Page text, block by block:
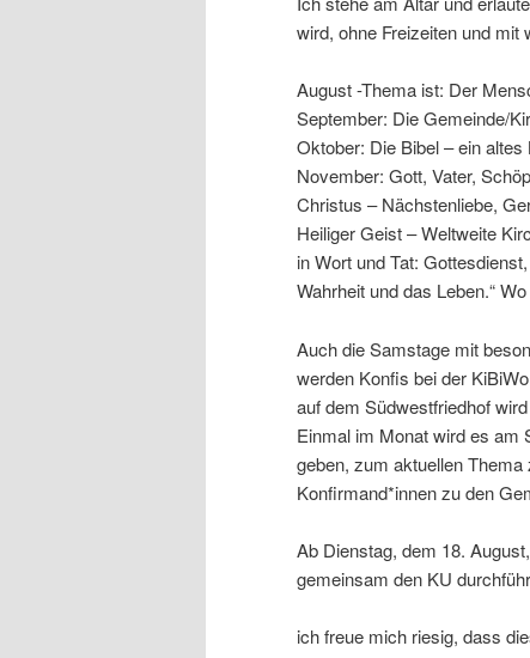
wird, ohne Freizeiten und mit
August -Thema ist: Der
September: Die Gemeinde/
Oktober: Die Bibel – ein
November: Gott, Vater,
Christus – Nächstenliebe,
Heiliger Geist – Weltweite
in Wort und Tat:
Wahrheit und das Leben.“
Auch die Samstage mit
werden Konfis bei der
auf dem Südwestfriedhof
Einmal im Monat wird es am
geben, zum aktuellen
Konfirmand*innen zu den
Ab Dienstag, dem 18.
gemeinsam den KU
ich freue mich riesig, dass